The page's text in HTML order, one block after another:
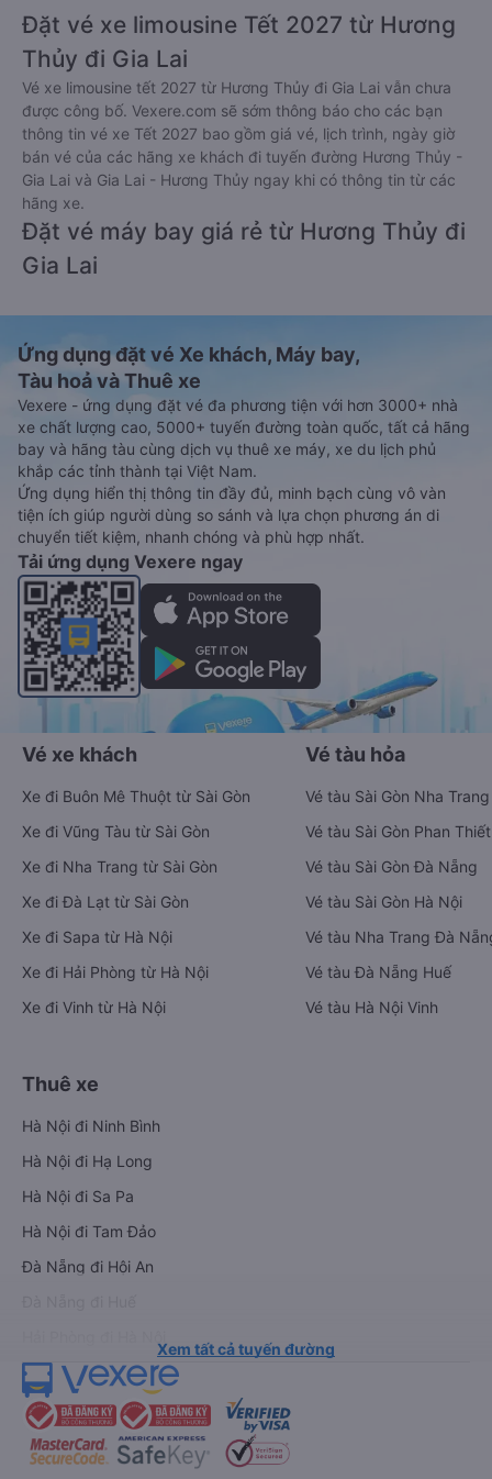
Đặt vé xe limousine Tết 2027 từ Hương
Thủy đi Gia Lai
Vé xe limousine tết 2027 từ Hương Thủy đi Gia Lai vẫn chưa
được công bố. Vexere.com sẽ sớm thông báo cho các bạn
thông tin vé xe Tết 2027 bao gồm giá vé, lịch trình, ngày giờ
bán vé của các hãng xe khách đi tuyến đường Hương Thủy -
Gia Lai và Gia Lai - Hương Thủy ngay khi có thông tin từ các
hãng xe.
Đặt vé máy bay giá rẻ từ Hương Thủy đi
Gia Lai
Ứng dụng đặt vé Xe khách, Máy bay,
Tàu hoả và Thuê xe
Vexere - ứng dụng đặt vé đa phương tiện với hơn 3000+ nhà
xe chất lượng cao, 5000+ tuyến đường toàn quốc, tất cả hãng
bay và hãng tàu cùng dịch vụ thuê xe máy, xe du lịch phủ
khắp các tỉnh thành tại Việt Nam.
Ứng dụng hiển thị thông tin đầy đủ, minh bạch cùng vô vàn
tiện ích giúp người dùng so sánh và lựa chọn phương án di
chuyển tiết kiệm, nhanh chóng và phù hợp nhất.
Tải ứng dụng Vexere ngay
Vé xe khách
Xe đi Buôn Mê Thuột từ Sài Gòn
Xe đi Vũng Tàu từ Sài Gòn
Xe đi Nha Trang từ Sài Gòn
Xe đi Đà Lạt từ Sài Gòn
Xe đi Sapa từ Hà Nội
Xe đi Hải Phòng từ Hà Nội
Xe đi Vinh từ Hà Nội
Vé tàu hỏa
Vé tàu Sài Gòn Nha Trang
Vé tàu Sài Gòn Phan Thiết
Vé tàu Sài Gòn Đà Nẵng
Vé tàu Sài Gòn Hà Nội
Vé tàu Nha Trang Đà
Vé tàu Đà Nẵng Huế
Vé tàu Hà Nội Vinh
Thuê xe
Hà Nội đi Ninh Bình
Hà Nội đi Hạ Long
Hà Nội đi Sa Pa
Hà Nội đi Tam Đảo
Đà Nẵng đi Hội An
Xem tất cả tuyến đường